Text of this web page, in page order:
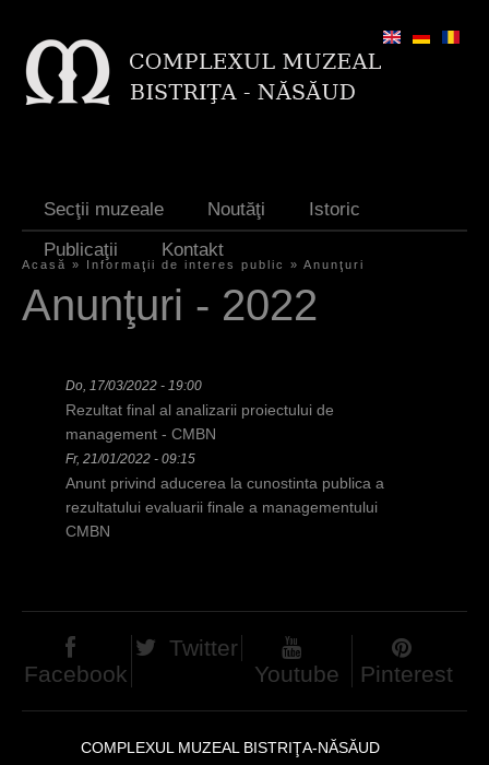
Secţii muzeale Noutăţi
Istoric
Publicaţii
Kontakt
S
e
Acasă » Informaţii de interes public » Anunţuri
Anunţuri - 2022
Do, 17/03/2022 - 19:00
Rezultat final al analizarii proiectului de
management - CMBN
Fr, 21/01/2022 - 09:15
Anunt privind aducerea la cunostinta publica a
rezultatului evaluarii finale a managementului
CMBN
Facebook
Twitter
Youtube
Pinterest
COMPLEXUL MUZEAL BISTRIŢA-NĂSĂUD